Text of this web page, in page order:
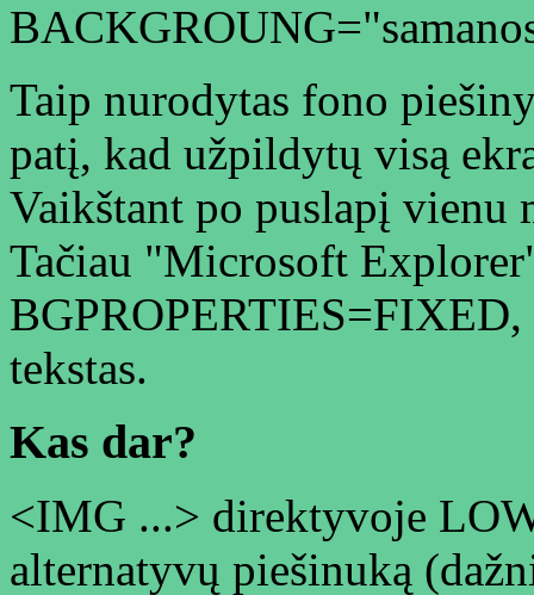
Taip nurodytas fono
patį, kad užpildytų visą
Vaikštant po puslapį vienu
Tačiau "Microsoft
tekstas.
Kas dar?
<IMG ...> direktyvoje
alternatyvų piešinuką